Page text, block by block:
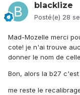
blacklize
Posté(e) 28
Mad-Mozelle merci
cote! je n'ai trouve
donner le nom de
Bon, alors la b27
me reste le